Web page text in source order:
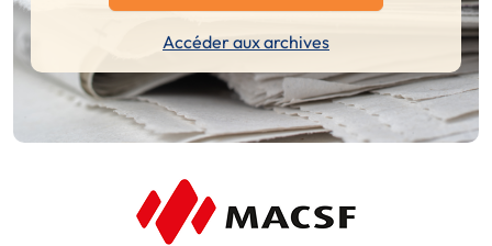
Accéder aux archives